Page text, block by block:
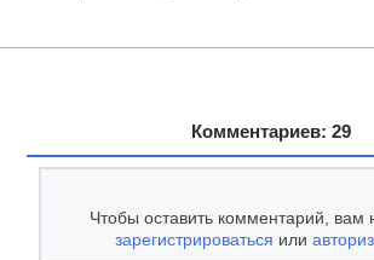
Комментариев: 29
Чтобы оставить комментарий, вам
зарегистрироваться или